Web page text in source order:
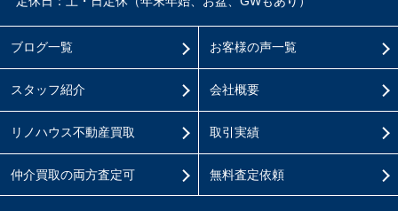
ブログ一覧
スタッフ紹介
リノハウス不動産買取
仲介買取の両方査定可
お客様の声一覧
会社概要
取引実績
無料査定依頼